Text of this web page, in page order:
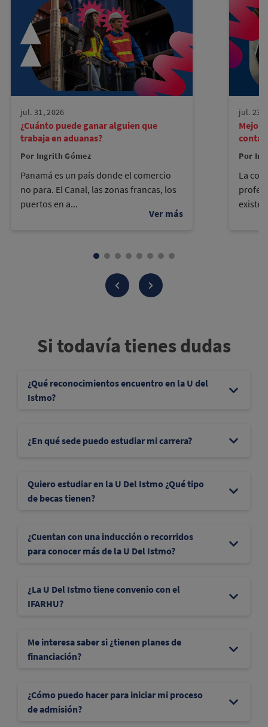
jul. 31, 2026
¿Cuánto puede ganar alguien que
trabaja en aduanas?
Por Ingrith Gómez
Panamá es un país donde el comercio
no para. El Canal, las zonas francas, los
puertos en a...
jul. 23,
Por
La
Si todavía tienes dudas
¿Qué reconocimientos encuentro en la U del
Istmo?
¿En qué sede puedo estudiar mi carrera?
Quiero estudiar en la U Del Istmo ¿Qué tipo
de becas tienen?
¿Cuentan con una inducción o recorridos
para conocer más de la U Del Istmo?
¿La U Del Istmo tiene convenio con el
IFARHU?
Me interesa saber si ¿tienen planes de
financiación?
¿Cómo puedo hacer para iniciar mi proceso
de admisión?